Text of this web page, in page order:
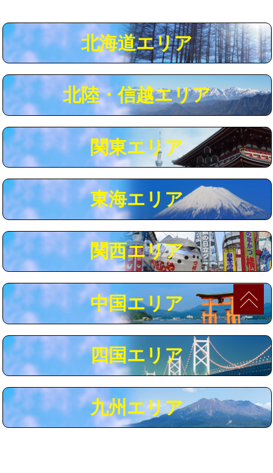
用/3ｍまで)
給水管工事※（塩ビ管（VP・HI）使
用（追加）/3ｍ超え)
+8,800円
給水管工事※（ライニング鋼管・銅
管・ポリ管・HT管使用/3ｍまで)
44,000円
給水管工事※（ライニング鋼管・銅
管・ポリ管・HT管使用/3ｍ超え)
+8,800円
マス交換（土の掘削・埋め戻し作業） 11,000円~
マス交換（深さ50㎝未満） 55,000円
マス交換（深さ50㎝以上） 66,000円
コンクリート斫り（厚さ10㎝まで） 27,500円
コンクリート斫り（厚さ10㎝超え） 38,500円
モルタル補修（厚さ10㎝まで）
モルタル補修（厚さ10㎝超え） 38,500円
追加人工 16,500円
廃棄・処分 現場見積
※給水管工事は20mmまでの価格です。
北海道エリア
北陸・信越エリア
関東エリア
東海エリア
関西エリア
中国エリア
四国エリア
九州エリア